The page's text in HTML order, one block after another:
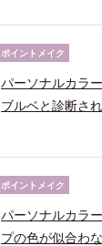
ポイントメイク
パーソナルカラ
ブルベと診断さ
ポイントメイク
パーソナルカラ
プの色が似合わ